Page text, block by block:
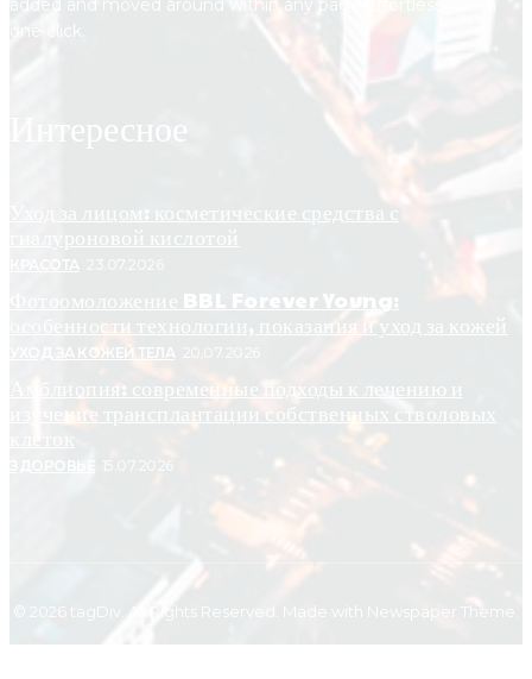
Интересное
Уход за лицом: косметические средства с
гиалуроновой кислотой
КРАСОТА
Фотоомоложение BBL Forever Young:
особенности технологии, показания и уход за кожей
УХОД ЗА КОЖЕЙ ТЕЛА
Амблиопия: современные подходы к лечению и
изучение трансплантации собственных стволовых
клеток
ЗДОРОВЬЕ
© 2026 tagDiv. All Rights Reserved. Made with Newspaper Theme.